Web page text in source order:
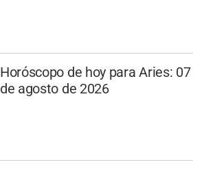
Horóscopo de hoy para Aries: 07
de agosto de 2026